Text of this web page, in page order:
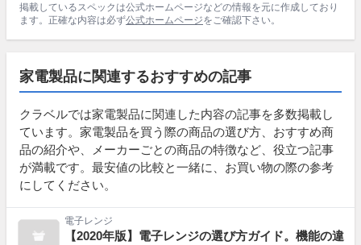
掲載しているスペックは公式ホームページなどの情報を元に作成しており
ます。正確な内容は必ず公式ホームページをご確認下さい。
家電製品に関連するおすすめの記事
クラベルでは家電製品に関連した内容の記事を多数掲載し
ています。家電製品を買う際の商品の選び方、おすすめ商
品の紹介や、メーカーごとの商品の特徴など、役立つ記事
が満載です。最安値の比較と一緒に、お買い物の際の参考
にしてください。
電子レンジ
【2020年版】電子レンジの選び方ガイド。機能の違